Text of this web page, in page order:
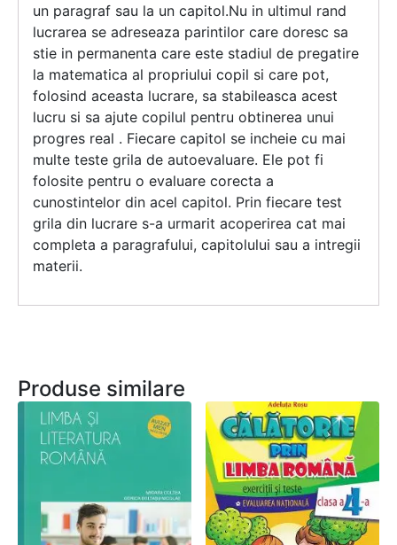
un paragraf sau la un capitol.Nu in ultimul rand
lucrarea se adreseaza parintilor care doresc sa
stie in permanenta care este stadiul de pregatire
la matematica al propriului copil si care pot,
folosind aceasta lucrare, sa stabileasca acest
lucru si sa ajute copilul pentru obtinerea unui
progres real . Fiecare capitol se incheie cu mai
multe teste grila de autoevaluare. Ele pot fi
folosite pentru o evaluare corecta a
cunostintelor din acel capitol. Prin fiecare test
grila din lucrare s-a urmarit acoperirea cat mai
completa a paragrafului, capitolului sau a intregii
materii.
Produse similare